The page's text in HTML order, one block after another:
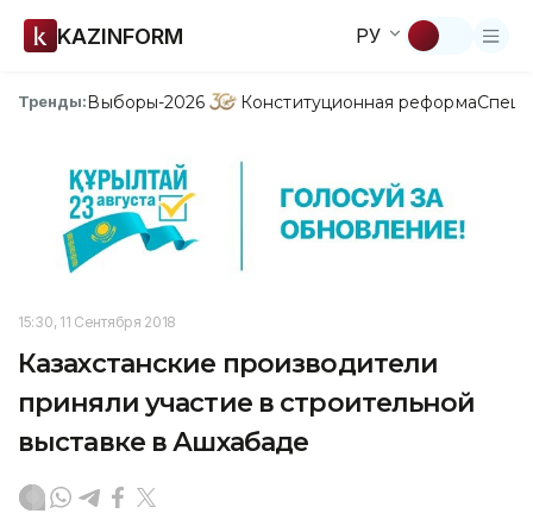
KAZINFORM РУ
Тренды:Выборы-2026 Конституционная реформа
15:30, 11 Сентября 2018
Казахстанские производители
приняли участие в строительной
выставке в Ашхабаде